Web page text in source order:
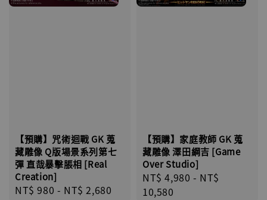
【預購】咒術迴戰 GK 蒐
藏雕像 Q版場景系列第七
彈 直哉暴擊脹相 [Real
Creation]
Regular
NT$ 980 - NT$ 2,680
【預購】家庭教師 GK 蒐
藏雕像 澤田綱吉 [Game
Over Studio]
Regular
price
NT$ 4,980 - NT$
10,580